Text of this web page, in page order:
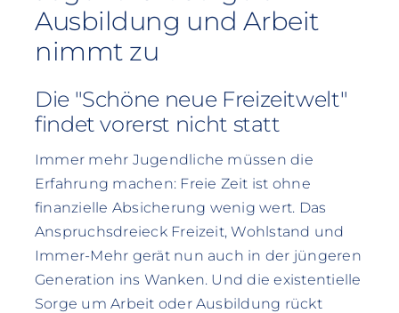
Ausbildung und Arbeit
nimmt zu
Die "Schöne neue Freizeitwelt"
findet vorerst nicht statt
Immer mehr Jugendliche müssen die
Erfahrung machen: Freie Zeit ist ohne
finanzielle Absicherung wenig wert. Das
Anspruchsdreieck Freizeit, Wohlstand und
Immer-Mehr gerät nun auch in der jüngeren
Generation ins Wanken. Und die existentielle
Sorge um Arbeit oder Ausbildung rückt